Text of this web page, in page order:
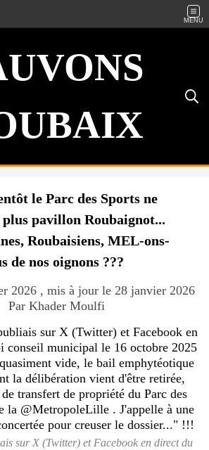
MENU
le Parc des Sports ne
pavillon Roubaignot...
Roubaisiens, MEL-ons-
de nos oignons ???
2026 , mis à jour le 28 janvier 2026
Par Khader Moulfi
sur X (Twitter) et Facebook en direct du